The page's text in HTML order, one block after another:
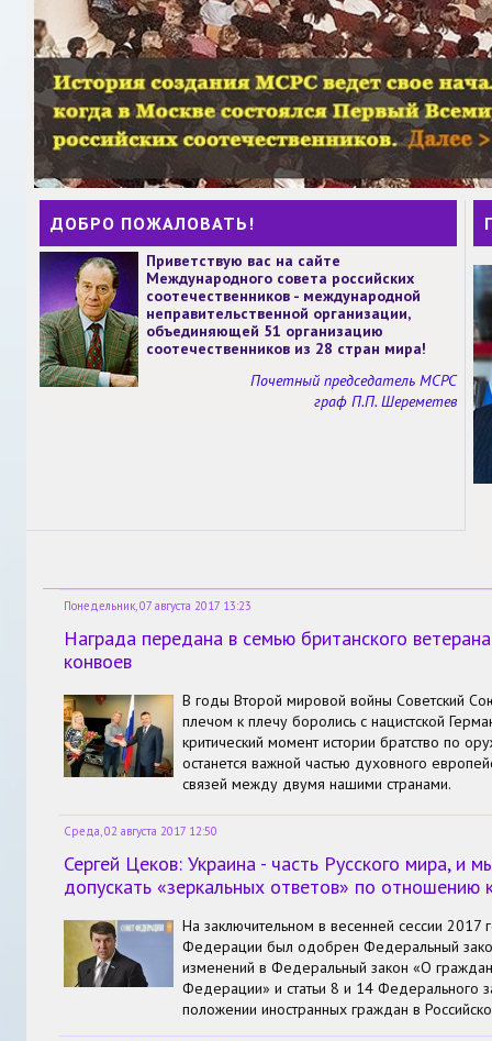
ДОБРО ПОЖАЛОВАТЬ!
Приветствую вас на сайте
Международного совета российских
соотечественников - международной
неправительственной организации,
объединяющей 51 организацию
соотечественников из 28 стран мира!
Почетный председатель МСРС
граф П.П. Шереметев
Понедельник, 07 августа 2017 13:23
Награда передана в семью британского
конвоев
В годы Второй мировой войны Советский
плечом к плечу боролись с нацистской
критический момент истории братство по
останется важной частью духовного
связей между двумя нашими странами.
Среда, 02 августа 2017 12:50
Сергей Цеков: Украина - часть Русского мира, и
допускать «зеркальных ответов» по отношению
На заключительном в весенней сессии 2017
Федерации был одобрен Федеральный
изменений в Федеральный закон «О
Федерации» и статьи 8 и 14 Федерального
положении иностранных граждан в